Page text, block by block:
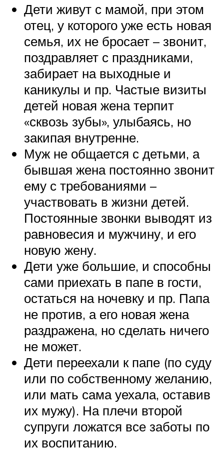
Дети живут с мамой, при этом
отец, у которого уже есть новая
семья, их не бросает – звонит,
поздравляет с праздниками,
забирает на выходные и
каникулы и пр. Частые визиты
детей новая жена терпит
«сквозь зубы», улыбаясь, но
закипая внутренне.
Муж не общается с детьми, а
бывшая жена постоянно звонит
ему с требованиями –
участвовать в жизни детей.
Постоянные звонки выводят из
равновесия и мужчину, и его
новую жену.
Дети уже большие, и способны
сами приехать в папе в гости,
остаться на ночевку и пр. Папа
не против, а его новая жена
раздражена, но сделать ничего
не может.
Дети переехали к папе (по суду
или по собственному желанию,
или мать сама уехала, оставив
их мужу). На плечи второй
супруги ложатся все заботы по
их воспитанию.